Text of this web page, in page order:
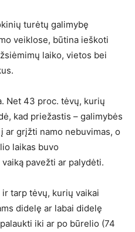
turėtų galimybę
veiklose, būtina ieškoti
laiko, vietos bei
Net 43 proc. tėvų, kurių
kad priežastis – galimybės
ar grįžti namo nebuvimas, o
laikas buvo
pavežti ar palydėti.
tarp tėvų, kurių vaikai
didelę ar labai didelę
iki ar po būrelio (74